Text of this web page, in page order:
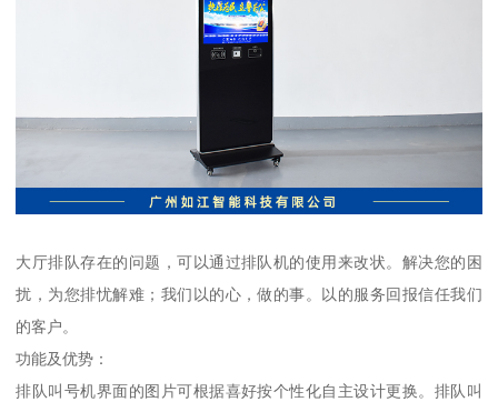
大厅排队存在的问题，可以通过排队机的使用来改状。解决您的困
扰，为您排忧解难；我们以的心，做的事。以的服务回报信任我们
的客户。
功能及优势：
排队叫号机界面的图片可根据喜好按个性化自主设计更换。排队叫